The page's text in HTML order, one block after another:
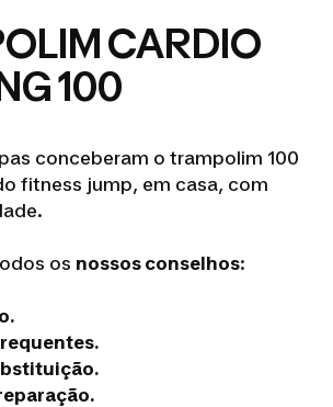
CARDIO
100
conceberam o trampolim 100
fitness jump, em casa, com
os nossos conselhos: